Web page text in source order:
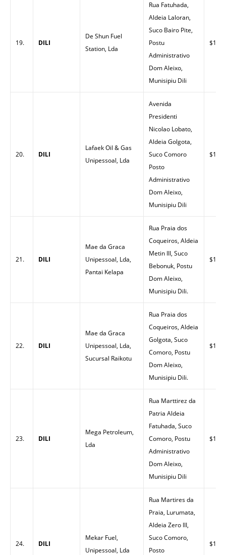
19. DILI
De Shun Fuel
Station, Lda
Rua Fatuhada,
Aldeia Laloran,
Suco Bairo Pite,
Postu
Administrativo
Dom Aleixo,
Munisipiu Dili
$1.43
20. DILI
Lafaek Oil & Gas
Unipessoal, Lda
Avenida
Presidenti
Nicolao Lobato,
Aldeia Golgota,
Suco Comoro
Posto
Administrativo
Dom Aleixo,
Munisipiu Dili
$1.50
21. DILI
Mae da Graca
Unipessoal, Lda,
Pantai Kelapa
Rua Praia dos
Coqueiros, Aldeia
Metin III, Suco
Bebonuk, Postu
Dom Aleixo,
Munisipiu Dili.
$1.59
22. DILI
Mae da Graca
Unipessoal, Lda,
Sucursal Raikotu
Rua Praia dos
Coqueiros, Aldeia
Golgota, Suco
Comoro, Postu
Dom Aleixo,
Munisipiu Dili.
$1.53
23. DILI
Mega Petroleum,
Lda
Rua Marttirez da
Patria Aldeia
Fatuhada, Suco
Comoro, Postu
Administrativo
Dom Aleixo,
Munisipiu Dili
$1.43
24. DILI
Mekar Fuel,
Unipessoal, Lda
Rua Martires da
Praia, Lurumata,
Aldeia Zero III,
Suco Comoro,
Posto
$1.43